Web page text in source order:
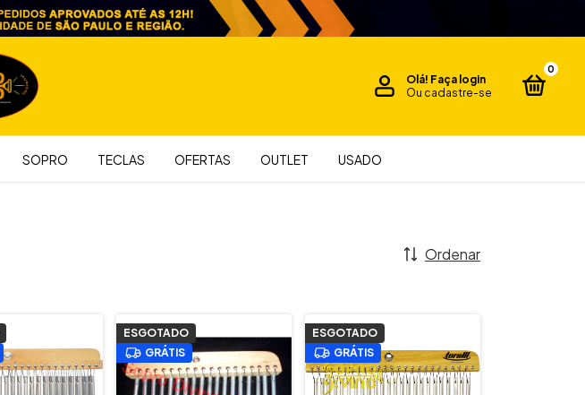
Olá! Faça login
Ou cadastre-se
0
SOPRO TECLAS OFERTAS OUTLET USADO
Ordenar
ESGOTADO
GRÁTIS
ESGOTADO
GRÁTIS